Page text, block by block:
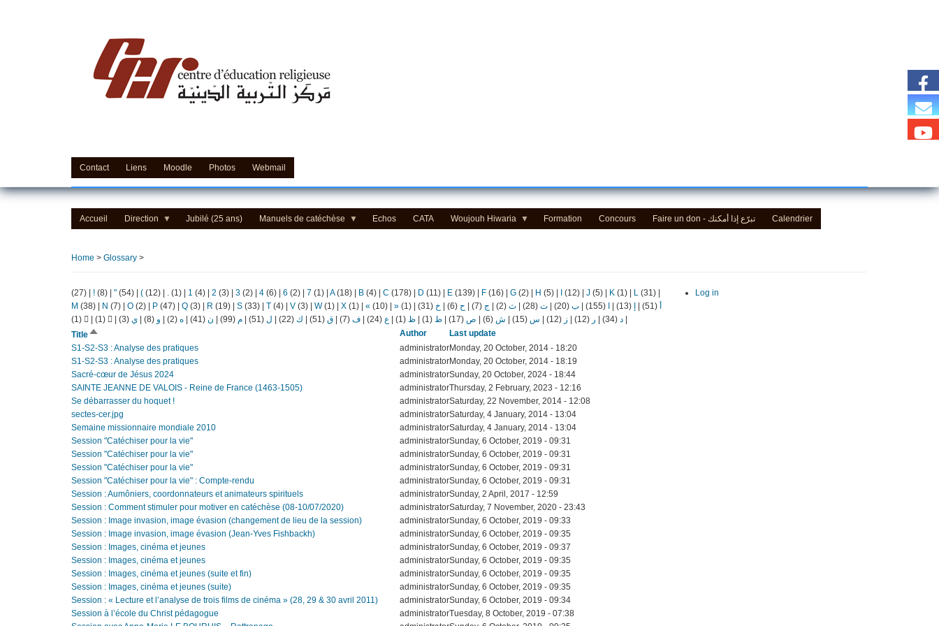
Contact Liens Moodle Photos Webmail
Accueil Direction Jubilé (25 ans) Manuels de catéchèse Echos CATA Woujouh Hiwaria Formation Concours Faire un don - تبرّع إذا أمكنك Calendrier
Home > Glossary >
(27) | ! (8) | " (54) | ( (12) | (1) | 1 (4) | 2 (3) | 3 (2) | 4 (6) | 6 (2) | 7 (1) | A(18) | B (4) | C (178) | D (11) | E (139) | F (16) | G (2) | H (5) | I (12) | J (5) | K (1) | L (31) |
M (38) | N (7) | O (2) | P (47) | Q (3) | R (19) | S (33) | T (4) | V (3) | W(1) | X (1) | « (10) | » (1) | أ (51)
| إ (13)
| ا (155)
| ب (20)
| ت (28)
| ث (2)
| ج (7)
| ح (6)
| خ (31)
| د (34)
| ر (12)
| ز (12)
| س (15)
| ش (6)
| ص (17)
| ط (1)
| ظ (1)
| ع (24)
| ف (7)
| ق (51)
| ك (22)
| ل (51)
| م (99)
| ن (41)
| ه (2)
| و (8)
| ي (3)
|
(1)
|
(1)
TitleSort
descending
Author
Last update
S1-S2-S3 : Analyse des pratiques
administratorMonday, 20 October, 2014 - 18:20
S1-S2-S3 : Analyse des pratiques
administratorMonday, 20 October, 2014 - 18:19
Sacré-cœur de Jésus 2024
administratorSunday, 20 October, 2024 - 18:44
SAINTE JEANNE DE VALOIS - Reine de France (1463-1505)
administratorThursday, 2 February, 2023 - 12:16
Se débarrasser du hoquet !
administratorSaturday, 22 November, 2014 - 12:08
sectes-cer.jpg
administratorSaturday, 4 January, 2014 - 13:04
Semaine missionnaire mondiale 2010
administratorSaturday, 4 January, 2014 - 13:04
Session "Catéchiser pour la vie"
administratorSunday, 6 October, 2019 - 09:31
Session "Catéchiser pour la vie"
administratorSunday, 6 October, 2019 - 09:31
Session "Catéchiser pour la vie"
administratorSunday, 6 October, 2019 - 09:31
Session "Catéchiser pour la vie" : Compte-rendu
administratorSunday, 6 October, 2019 - 09:31
Session : Aumôniers, coordonnateurs et animateurs spirituels
administratorSunday, 2 April, 2017 - 12:59
Session : Comment stimuler pour motiver en catéchèse (08-10/07/2020)
administratorSaturday, 7 November, 2020 - 23:43
Session : Image invasion, image évasion (changement de lieu de la session)
administratorSunday, 6 October, 2019 - 09:33
Session : Image invasion, image évasion (Jean-Yves Fishbackh)
administratorSunday, 6 October, 2019 - 09:35
Session : Images, cinéma et jeunes
administratorSunday, 6 October, 2019 - 09:37
Session : Images, cinéma et jeunes
administratorSunday, 6 October, 2019 - 09:35
Session : Images, cinéma et jeunes (suite et fin)
administratorSunday, 6 October, 2019 - 09:35
Session : Images, cinéma et jeunes (suite)
administratorSunday, 6 October, 2019 - 09:35
Session : « Lecture et l’analyse de trois films de cinéma » (28, 29 & 30 avril 2011)
administratorSunday, 6 October, 2019 - 09:34
Session à l’école du Christ pédagogue
administratorTuesday, 8 October, 2019 - 07:38
Log in